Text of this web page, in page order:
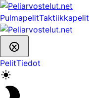
Skip
to
content
PulmapelitTaktiikkapelit
PelitTiedot